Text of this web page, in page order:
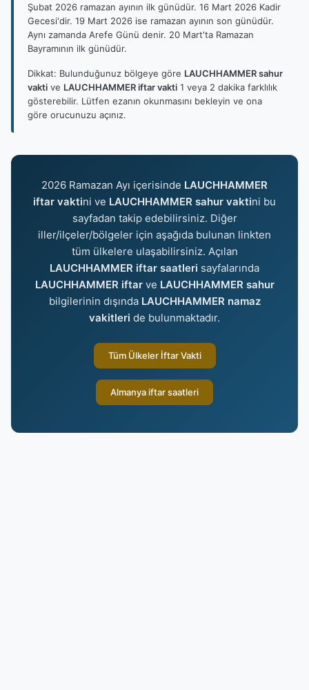
Şubat 2026 ramazan ayının ilk günüdür. 16 Mart 2026 Kadir
Gecesi'dir. 19 Mart 2026 ise ramazan ayının son günüdür.
Aynı zamanda Arefe Günü denir. 20 Mart'ta Ramazan
Bayramının ilk günüdür.
Dikkat: Bulunduğunuz bölgeye göre LAUCHHAMMER sahur
vakti ve LAUCHHAMMER iftar vakti 1 veya 2 dakika farklılık
gösterebilir. Lütfen ezanın okunmasını bekleyin ve ona
göre orucunuzu açınız.
2026 Ramazan Ayı içerisinde LAUCHHAMMER
iftar vaktini ve LAUCHHAMMER sahur vaktini bu
sayfadan takip edebilirsiniz. Diğer
iller/ilçeler/bölgeler için aşağıda bulunan linkten
tüm ülkelere ulaşabilirsiniz. Açılan
LAUCHHAMMER iftar saatleri sayfalarında
LAUCHHAMMER iftarve LAUCHHAMMER sahur
bilgilerinin dışında LAUCHHAMMER namaz
vakitleri de bulunmaktadır.
Tüm Ülkeler İftar Vakti
Almanya iftar saatleri